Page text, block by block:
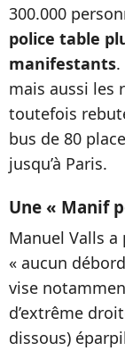
300.000
police table
manifestants
mais aussi les
toutefois
bus de 80
jusqu’à Paris.
Une « Manif
Manuel Valls
« aucun
vise
d’extrême
dissous)